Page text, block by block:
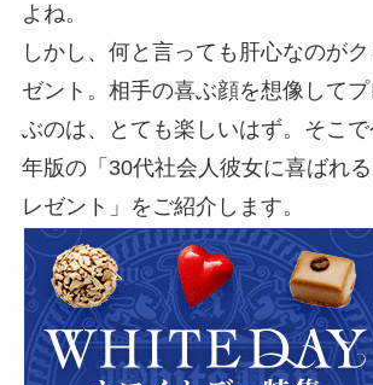
よね。
しかし、何と言っても肝心なのが
ゼント。相手の喜ぶ顔を想像して
ぶのは、とても楽しいはず。そこ
年版の「30代社会人彼女に喜ばれ
レゼント」をご紹介します。